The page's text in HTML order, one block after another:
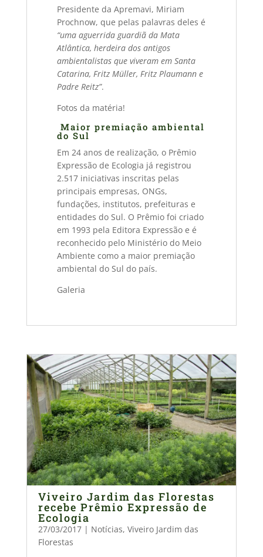
Presidente da Apremavi, Miriam
Prochnow, que pelas palavras deles é
“uma aguerrida guardiã da Mata
Atlântica, herdeira dos antigos
ambientalistas que viveram em Santa
Catarina, Fritz Müller, Fritz Plaumann e
Padre Reitz”.
Fotos da matéria!
Maior premiação ambiental
do Sul
Em 24 anos de realização, o Prêmio
Expressão de Ecologia já registrou
2.517 iniciativas inscritas pelas
principais empresas, ONGs,
fundações, institutos, prefeituras e
entidades do Sul. O Prêmio foi criado
em 1993 pela Editora Expressão e é
reconhecido pelo Ministério do Meio
Ambiente como a maior premiação
ambiental do Sul do país.
Galeria
Viveiro Jardim das Florestas
recebe Prêmio Expressão de
Ecologia
27/03/2017| Notícias, Viveiro Jardim das
Florestas